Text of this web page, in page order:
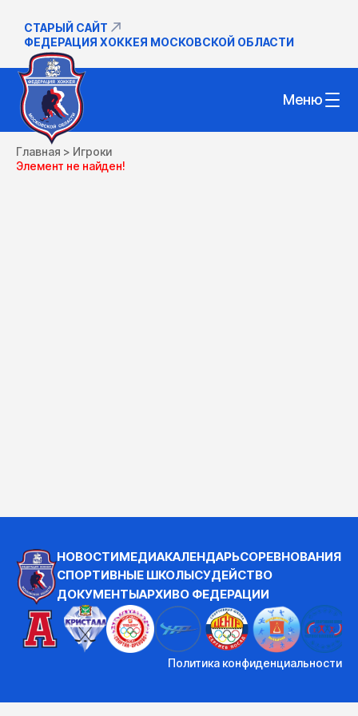
СТАРЫЙ САЙТ
ФЕДЕРАЦИЯ ХОККЕЯ МОСКОВСКОЙ ОБЛАСТИ
Меню
Главная > Игроки
Элемент не найден!
НОВОСТИМЕДИАКАЛЕНДАРЬСОРЕВНОВАНИЯ
СПОРТИВНЫЕ ШКОЛЫСУДЕЙСТВО
ДОКУМЕНТЫАРХИВО ФЕДЕРАЦИИ
Политика конфиденциальности